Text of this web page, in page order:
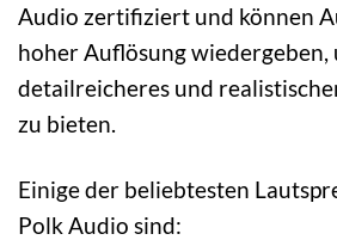
Audio zertifiziert und können
hoher Auflösung wiedergeben,
detailreicheres und
zu bieten.
Einige der beliebtesten
Polk Audio sind: